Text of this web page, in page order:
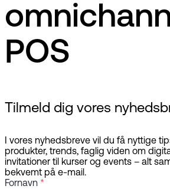
POS
Tilmeld dig vores
I vores nyhedsbreve vil du få nyttige
produkter, trends, faglig viden om
invitationer til kurser og events – alt
bekvemt på e-mail.
Fornavn *